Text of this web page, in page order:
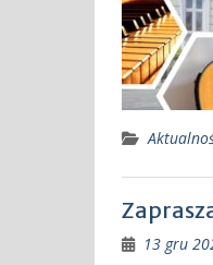
13 gru